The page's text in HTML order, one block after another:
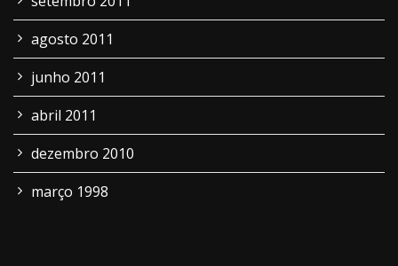
agosto 2011
junho 2011
abril 2011
dezembro 2010
março 1998